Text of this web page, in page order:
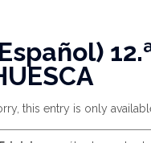
this entry is only